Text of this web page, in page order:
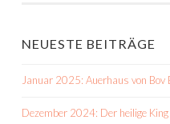
NEUESTE BEITRÄGE
Januar 2025: Auerhaus von Bov
Dezember 2024: Der heilige